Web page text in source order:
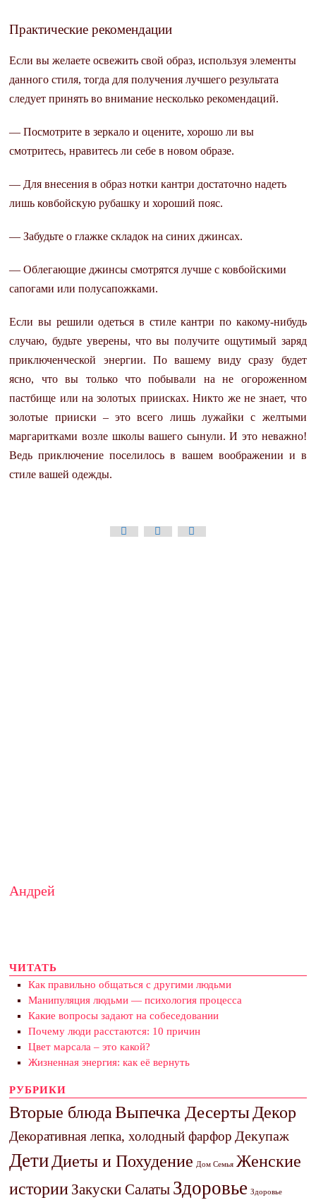
Практические рекомендации
Если вы желаете освежить свой образ, используя элементы
данного стиля, тогда для получения лучшего результата
следует принять во внимание несколько рекомендаций.
— Посмотрите в зеркало и оцените, хорошо ли вы
смотритесь, нравитесь ли себе в новом образе.
— Для внесения в образ нотки кантри достаточно надеть
лишь ковбойскую рубашку и хороший пояс.
— Забудьте о глажке складок на синих джинсах.
— Облегающие джинсы смотрятся лучше с ковбойскими
сапогами или полусапожками.
Если вы решили одеться в стиле кантри по какому-нибудь
случаю, будьте уверены, что вы получите ощутимый заряд
приключенческой энергии. По вашему виду сразу будет
ясно, что вы только что побывали на не огороженном
пастбище или на золотых приисках. Никто же не знает, что
золотые прииски – это всего лишь лужайки с желтыми
маргаритками возле школы вашего сынули. И это неважно!
Ведь приключение поселилось в вашем воображении и в
стиле вашей одежды.
Андрей
ЧИТАТЬ
Как правильно общаться с другими людьми
Манипуляция людьми — психология процесса
Какие вопросы задают на собеседовании
Почему люди расстаются: 10 причин
Цвет марсала – это какой?
Жизненная энергия: как её вернуть
РУБРИКИ
Вторые блюдаВыпечка Десерты Декор
Декоративная лепка, холодный фарфор Декупаж
ДетиДиеты и Похудение Дом Семья Женские
истории Закуски Салаты Здоровье Здоровье